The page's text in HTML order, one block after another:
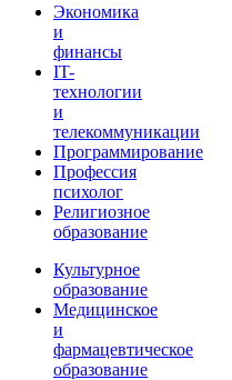
Экономика
и
финансы
IT-
технологии
и
телекоммуникации
Программирование
Профессия
психолог
Религиозное
образование
Культурное
образование
Медицинское
и
фармацевтическое
образование